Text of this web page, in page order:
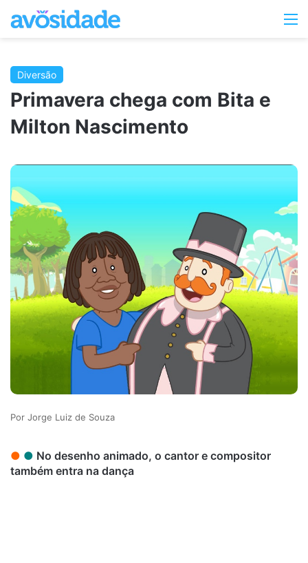
Switch
Diversão
Primavera chega com Bita e
Milton Nascimento
Jorge Luiz de Souza
● ● No desenho animado, o cantor e compositor
também entra na dança